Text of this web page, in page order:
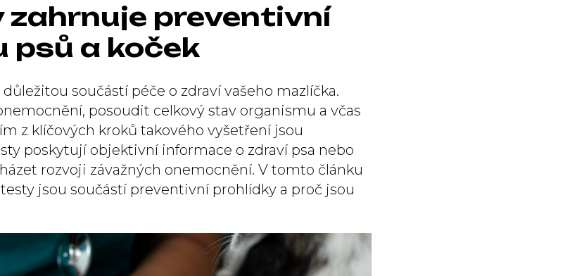
preventivní
psů a koček
součástí péče o zdraví vašeho mazlíčka.
posoudit celkový stav organismu a včas
z klíčových kroků takového vyšetření jsou
poskytují objektivní informace o zdraví psa nebo
rozvoji závažných onemocnění. V tomto článku
jsou součástí preventivní prohlídky a proč jsou